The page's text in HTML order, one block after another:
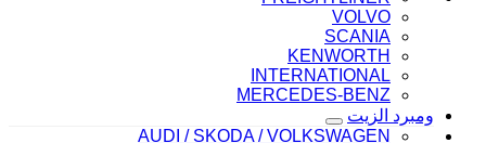
VOLVO
SCANIA
KENWORTH
INTERNATIONAL
MERCEDES-BENZ
ومبرد الزيت
AUDI / SKODA / VOLKSWAGEN